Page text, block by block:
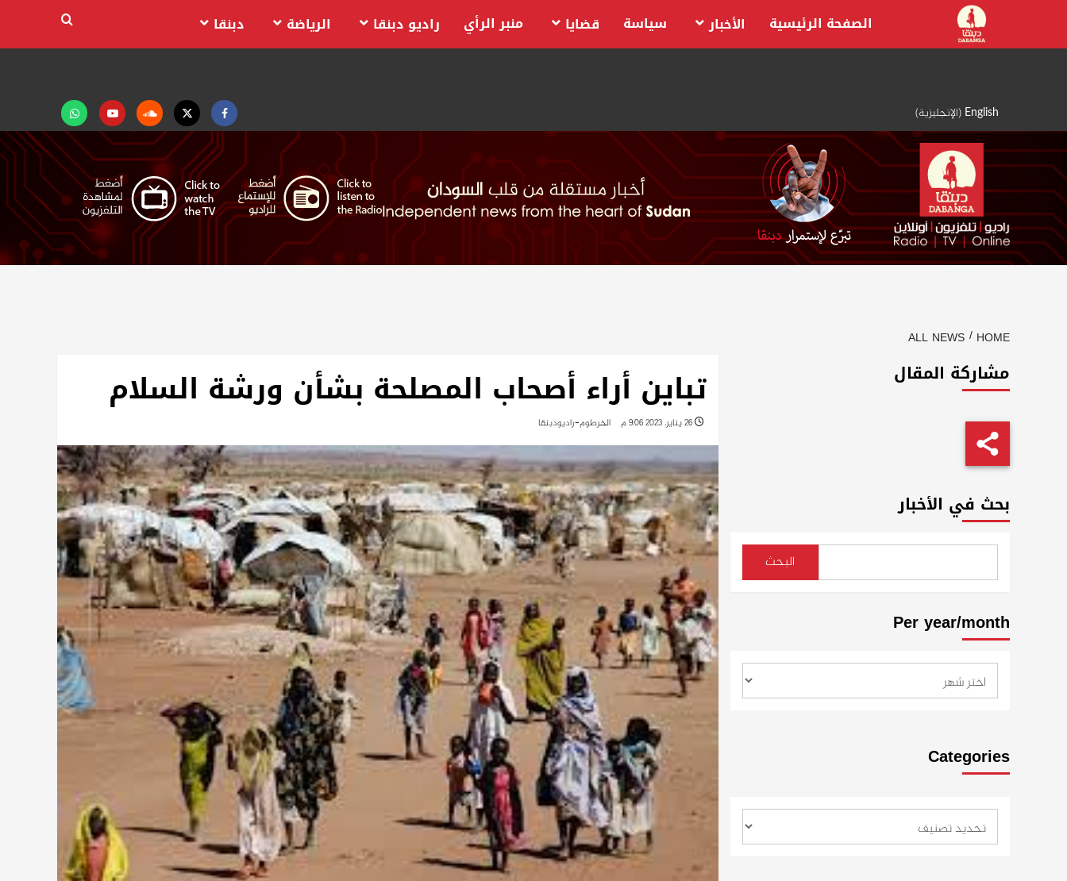
content
English
(الإنجليزية)
Facebook
Twitter
Soundcloud
Youtubeتابعنا
على
واتساب
الصفحة الرئيسية الأخبار سياسة قضايا منبر الرأي راديو دبنقا الرياضة دبنقا
HOME
ALL NEWS
تباين أراء أصحاب المصلحة بشأن ورشة السلام
26 يناير، 2023 9:06 م الخرطوم-راديودبنقا
مشاركة المقال
بحث في الأخبار
البحث
Per year/month
Categories